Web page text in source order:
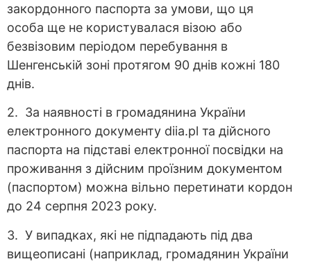
закордонного паспорта за умови, що ця
особа ще не користувалася візою або
безвізовим періодом перебування в
Шенгенській зоні протягом 90 днів кожні 180
днів.
2. За наявності в громадянина України
електронного документу diia.pl та дійсного
паспорта на підставі електронної посвідки на
проживання з дійсним проїзним документом
(паспортом) можна вільно перетинати кордон
до 24 серпня 2023 року.
3. У випадках, які не підпадають під два
вищеописані (наприклад, громадянин України